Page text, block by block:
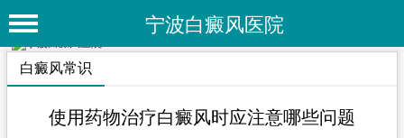
宁波白癜风医院
首 页
白癜风常识
使用药物治疗白癜风时应注意哪些问题